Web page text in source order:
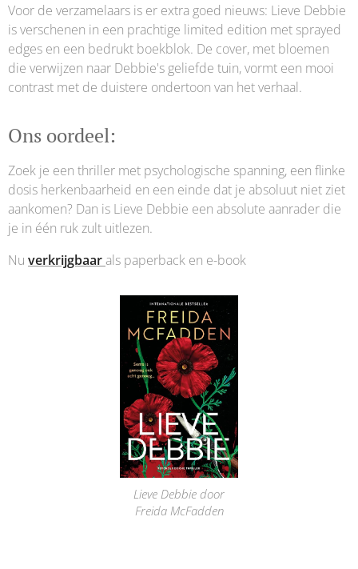
Voor de verzamelaars is er extra goed nieuws: Lieve Debbie
is verschenen in een prachtige limited edition met sprayed
edges en een bedrukt boekblok. De cover, met bloemen
die verwijzen naar Debbie's geliefde tuin, vormt een mooi
contrast met de duistere ondertoon van het verhaal.
Ons oordeel:
Zoek je een thriller met psychologische spanning, een flinke
dosis herkenbaarheid en een einde dat je absoluut niet ziet
aankomen? Dan is Lieve Debbie een absolute aanrader die
je in één ruk zult uitlezen.
Nu verkrijgbaarals paperback en e-book
Lieve Debbie door
Freida McFadden